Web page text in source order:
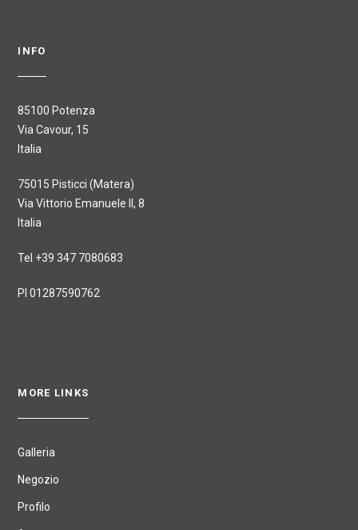
INFO
85100 Potenza
Via Cavour, 15
Italia
75015 Pisticci (Matera)
Via Vittorio Emanuele II, 8
Italia
Tel +39 347 7080683
PI 01287590762
MORE LINKS
Galleria
Negozio
Profilo